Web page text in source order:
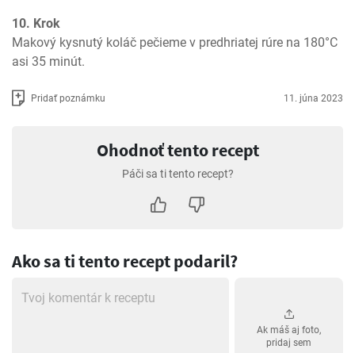
10. Krok
Makový kysnutý koláč pečieme v predhriatej rúre na 180°C
asi 35 minút.
Pridať poznámku 11. júna 2023
Ohodnoť tento recept
Páči sa ti tento recept?
Ako sa ti tento recept podaril?
Ak máš aj foto,
pridaj sem